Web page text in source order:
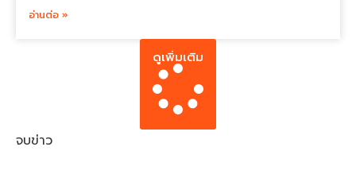
อ่านต่อ »
ดูเพิ่มเติม
จบข่าว